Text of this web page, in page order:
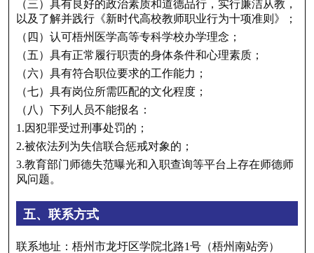
（三）具有良好的政治素质和道德品行，实行廉洁从教，
以及了解并践行《新时代高校教师职业行为十项准则》；
（四）认可梧州医学高等专科学校办学理念；
（五）具有正常履行职责的身体条件和心理素质；
（六）具有符合职位要求的工作能力；
（七）具有岗位所需匹配的文化程度；
（八）下列人员不能报名：
1.因犯罪受过刑事处罚的；
2.被依法列为失信联合惩戒对象的；
3.教育部门师德失范曝光和入职查询等平台上存在师德师
风问题。
五、联系方式
联系地址：梧州市龙圩区学院北路1号（梧州南站旁）